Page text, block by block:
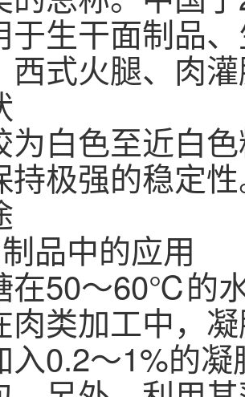
于生干面制品
西式火腿、肉
为白色至近白
持极强的稳定
品中的应用
在50～60℃的
肉类加工中，
入0.2～1%的